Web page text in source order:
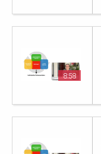
8:58